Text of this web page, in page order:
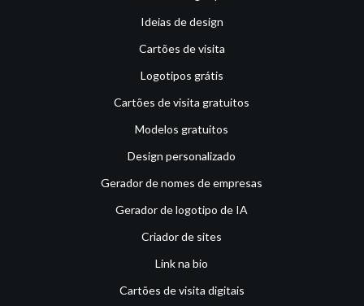
Ideias de design
Cartões de visita
Logotipos grátis
Cartões de visita gratuitos
Modelos gratuitos
Design personalizado
Gerador de nomes de empresas
Gerador de logotipo de IA
Criador de sites
Link na bio
Cartões de visita digitais